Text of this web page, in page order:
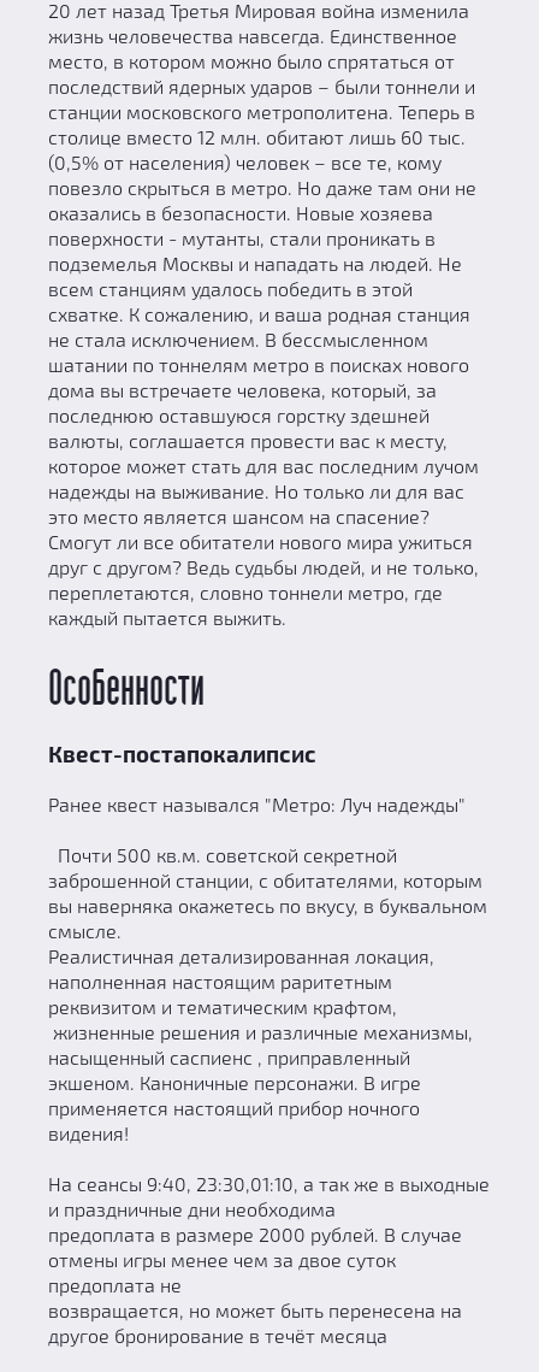
20 лет назад Третья Мировая война изменила
жизнь человечества навсегда. Единственное
место, в котором можно было спрятаться от
последствий ядерных ударов – были тоннели и
станции московского метрополитена. Теперь в
столице вместо 12 млн. обитают лишь 60 тыс.
(0,5% от населения) человек – все те, кому
повезло скрыться в метро. Но даже там они не
оказались в безопасности. Новые хозяева
поверхности - мутанты, стали проникать в
подземелья Москвы и нападать на людей. Не
всем станциям удалось победить в этой
схватке. К сожалению, и ваша родная станция
не стала исключением. В бессмысленном
шатании по тоннелям метро в поисках нового
дома вы встречаете человека, который, за
последнюю оставшуюся горстку здешней
валюты, соглашается провести вас к месту,
которое может стать для вас последним лучом
надежды на выживание. Но только ли для вас
это место является шансом на спасение?
Смогут ли все обитатели нового мира ужиться
друг с другом? Ведь судьбы людей, и не только,
переплетаются, словно тоннели метро, где
каждый пытается выжить.
Особенности
Квест-постапокалипсис
Ранее квест назывался "Метро: Луч надежды"
Почти 500 кв.м. советской секретной
заброшенной станции, с обитателями, которым
вы наверняка окажетесь по вкусу, в буквальном
смысле.
Реалистичная детализированная локация,
наполненная настоящим раритетным
реквизитом и тематическим крафтом,
жизненные решения и различные механизмы,
насыщенный саспиенс , приправленный
экшеном. Каноничные персонажи. В игре
применяется настоящий прибор ночного
видения!
На сеансы 9:40, 23:30,01:10, а так же в выходные
и праздничные дни необходима
предоплата в размере 2000 рублей. В случае
отмены игры менее чем за двое суток
предоплата не
возвращается, но может быть перенесена на
другое бронирование в течёт месяца